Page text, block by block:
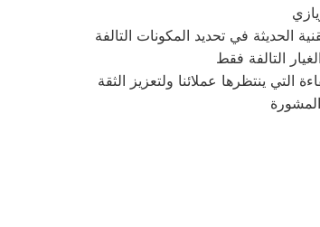
الحديثة في تحديد المكونات التالفة
التالفة فقط
ينتظرها عملائنا ولتعزيز الثقة